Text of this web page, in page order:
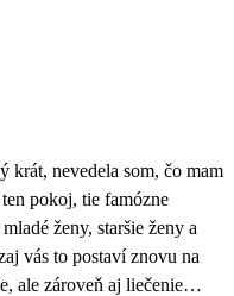
krát, nevedela som, čo mam
ženy, staršie ženy a
vás to postaví znovu na